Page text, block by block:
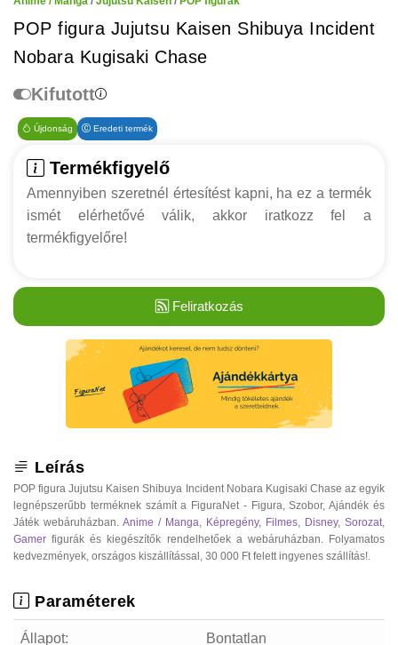
POP figura Jujutsu Kaisen Shibuya Incident
Nobara Kugisaki Chase
Kifutott
Újdonság Eredeti termék
Termékfigyelő
Amennyiben szeretnél értesítést kapni, ha ez a termék
ismét elérhetővé válik, akkor iratkozz fel a
termékfigyelőre!
Feliratkozás
Leírás
POP figura Jujutsu Kaisen Shibuya Incident Nobara Kugisaki Chase az egyik
legnépszerűbb terméknek számít a FiguraNet - Figura, Szobor, Ajándék és
Játék webáruházban. Anime / Manga Képregény, Filmes Disney, Sorozat
Gamer figurák és kiegészítők rendelhetőek a webáruházban. Folyamatos
kedvezmények, országos kiszállítással, 30 000 Ft felett ingyenes szállítás!.
Paraméterek
Állapot: Bontatlan